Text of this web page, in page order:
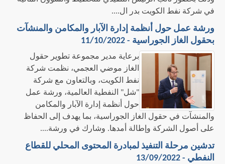
في شركة نفط الكويت بدر ال....
ورشة عمل حول أنظمة إدارة الآبار والمكامن والمنشآت
بحقول الغاز الجوراسية - 11/10/2022
برعاية مدير مجموعة تطوير حقول
الغاز موضي العجمي، نظمت شركة
نفط الكويت، وبالتعاون مع شركة
"شل" النفطية العالمية، ورشة عمل
حول أنظمة إدارة الآبار والمكامن
والمنشآت في حقول الغاز الجوراسية، بما يهدف إلى الحفاظ
على أصول الشركة وإطالة أمدها. وشارك في ورشة....
تدشين مرحلة التنفيذ لمبادرة المحتوى المحلي للقطاع
النفطي - 13/09/2022